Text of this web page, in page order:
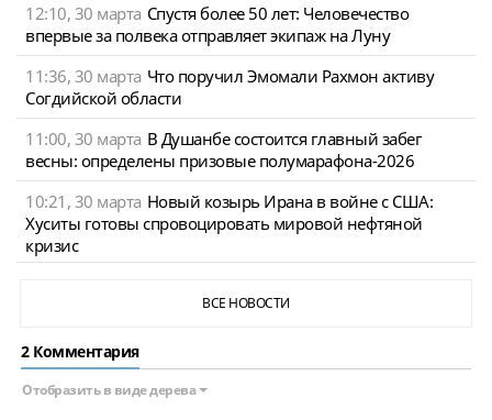
12:10, 30 марта Спустя более 50 лет: Человечество
впервые за полвека отправляет экипаж на Луну
11:36, 30 марта Что поручил Эмомали Рахмон активу
Согдийской области
11:00, 30 марта В Душанбе состоится главный забег
весны: определены призовые полумарафона-2026
10:21, 30 марта Новый козырь Ирана в войне с США:
Хуситы готовы спровоцировать мировой нефтяной
кризис
ВСЕ НОВОСТИ
2 Комментария
Отобразить в виде дерева